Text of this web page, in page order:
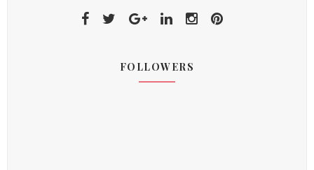
FOLLOWERS